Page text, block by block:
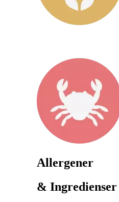
Allergener
& Ingredienser